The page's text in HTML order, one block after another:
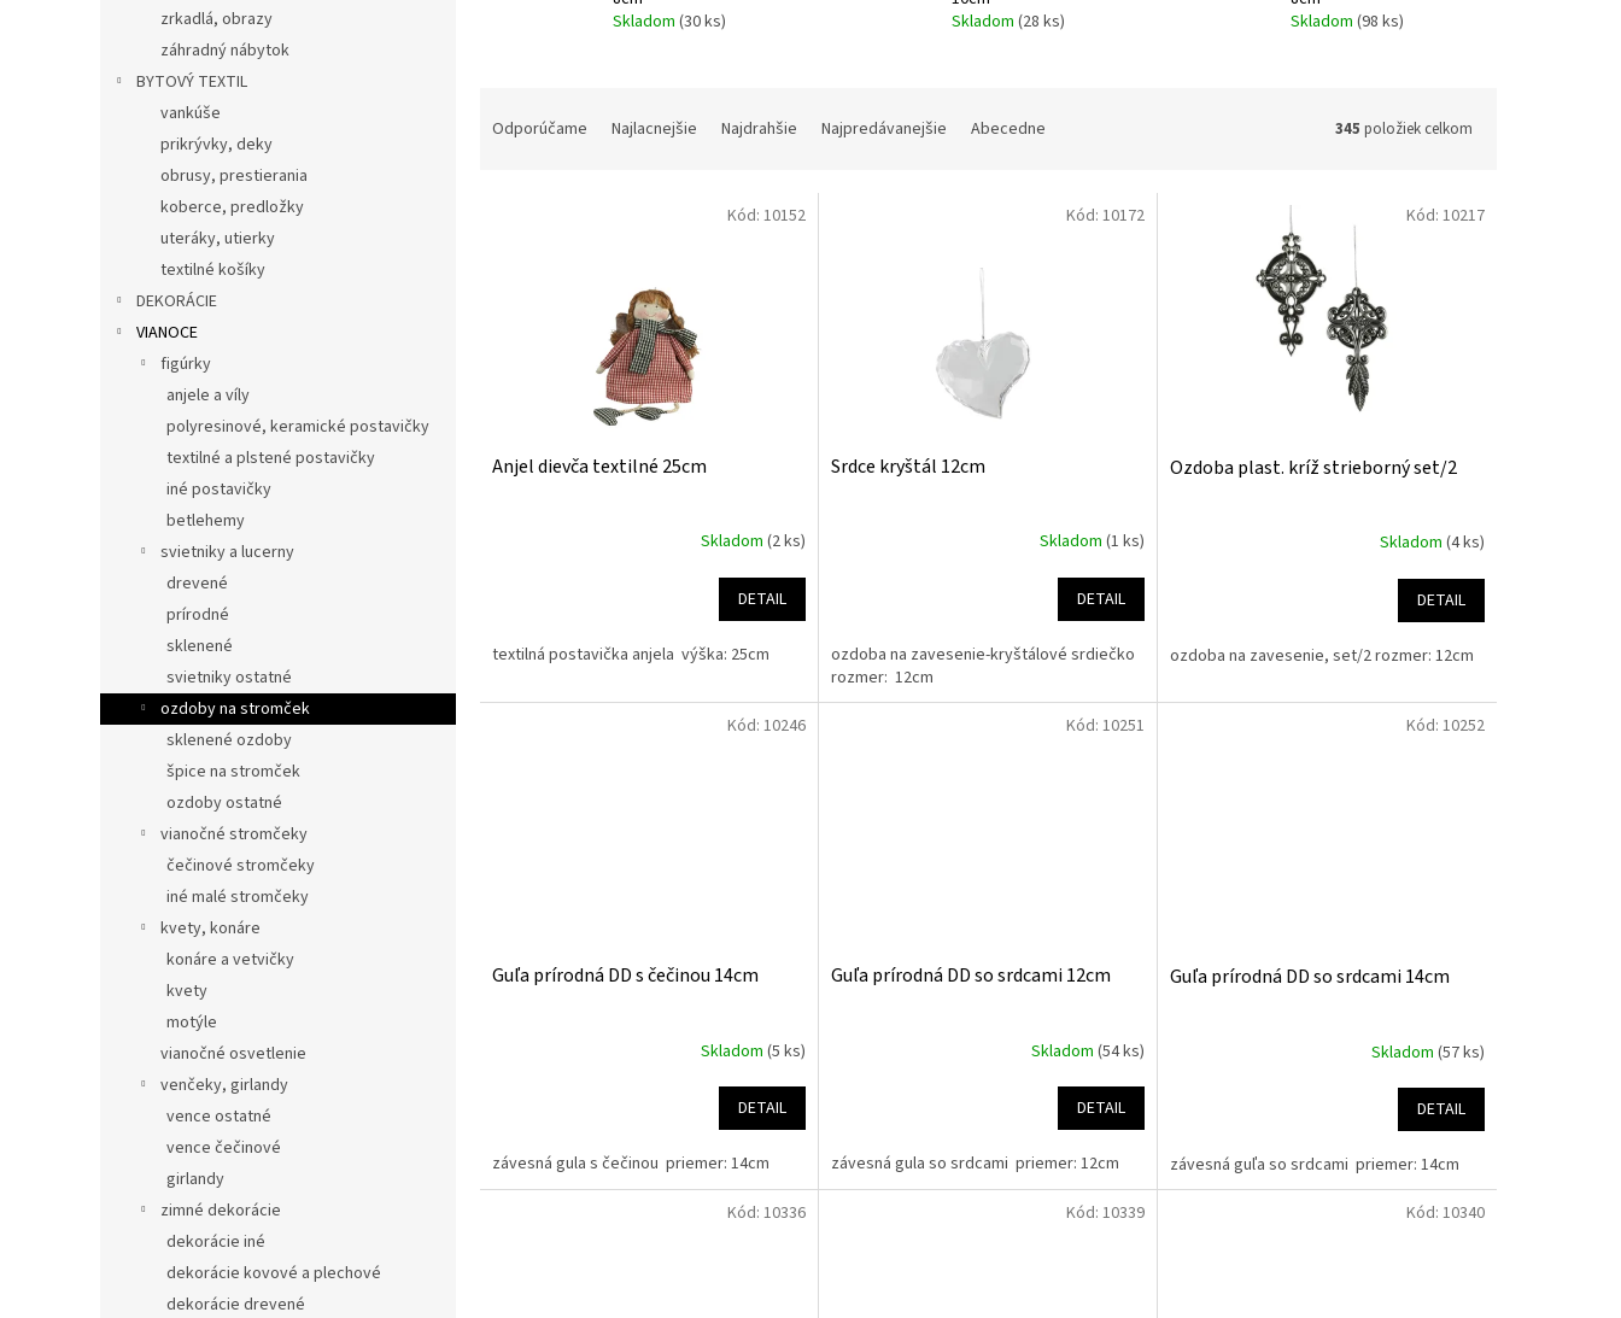
zrkadlá, obrazy
záhradný nábytok
BYTOVÝ TEXTIL
vankúše
prikrývky, deky
obrusy, prestierania
koberce, predložky
uteráky, utierky
textilné košíky
DEKORÁCIE
VIANOCE
figúrky
anjele a víly
polyresinové, keramické postavičky
textilné a plstené postavičky
iné postavičky
betlehemy
svietniky a lucerny
drevené
prírodné
sklenené
svietniky ostatné
ozdoby na stromček
sklenené ozdoby
špice na stromček
ozdoby ostatné
vianočné stromčeky
čečinové stromčeky
iné malé stromčeky
kvety, konáre
konáre a vetvičky
kvety
motýle
vianočné osvetlenie
venčeky, girlandy
vence ostatné
vence čečinové
girlandy
zimné dekorácie
dekorácie iné
dekorácie kovové a plechové
dekorácie drevené
Skladom (30 ks)
Skladom (28 ks)
Skladom (98 ks)
Odporúčame Najlacnejšie Najdrahšie Najpredávanejšie Abecedne 345 položiek celkom
Anjel dievča textilné 25cm
Skladom (2 ks)
DETAIL
textilná postavička anjela výška: 25cm
Kód: 10152
Srdce kryštál 12cm
Skladom (1 ks)
DETAIL
ozdoba na zavesenie-kryštálové srdiečko
rozmer: 12cm
Kód: 10172
Ozdoba plast. kríž strieborný set/2
Skladom (4 ks)
DETAIL
ozdoba na zavesenie, set/2 rozmer: 12cm
Kód: 10217
Guľa prírodná DD s čečinou 14cm
Skladom (5 ks)
DETAIL
závesná gula s čečinou priemer: 14cm
Kód: 10246
Guľa prírodná DD so srdcami 12cm
Skladom (54 ks)
DETAIL
závesná gula so srdcami priemer: 12cm
Kód: 10251
Guľa prírodná DD so srdcami 14cm
Skladom (57 ks)
DETAIL
závesná guľa so srdcami priemer: 14cm
Kód: 10252
Kód: 10336 Kód: 10339 Kód: 10340